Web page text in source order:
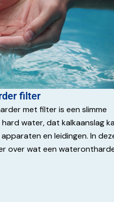
het
en
waar
filter
met filter is een slimme
water, dat kalkaanslag
en leidingen. In
over wat een